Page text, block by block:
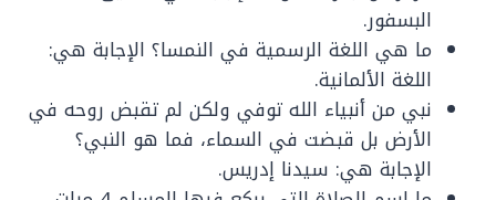
البسفور.
ما هي اللغة الرسمية في النمسا؟ الإجابة هي:
اللغة الألمانية.
نبي من أنبياء الله توفي ولكن لم تقبض روحه في
الأرض بل قبضت في السماء، فما هو النبي؟
الإجابة هي: سيدنا إدريس.